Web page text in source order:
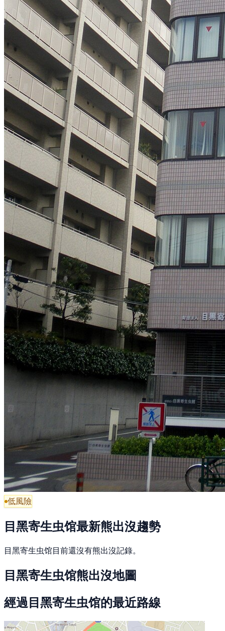
低風險
目黑寄生虫馆最新熊出沒趨勢
目黑寄生虫馆目前還沒有熊出沒記錄。
目黑寄生虫馆熊出沒地圖
經過目黑寄生虫馆的最近路線